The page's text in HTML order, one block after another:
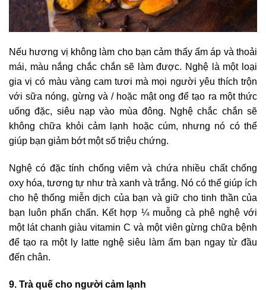
Nếu hương vị không làm cho bạn cảm thấy ấm áp và thoải
mái, màu nắng chắc chắn sẽ làm được. Nghệ là một loại
gia vị có màu vàng cam tươi mà mọi người yêu thích trộn
với sữa nóng, gừng và / hoặc mật ong để tạo ra một thức
uống đặc, siêu nạp vào mùa đông. Nghệ chắc chắn sẽ
không chữa khỏi cảm lạnh hoặc cúm, nhưng nó có thể
giúp bạn giảm bớt một số triệu chứng.
Nghệ có đặc tính chống viêm và chứa nhiều chất chống
oxy hóa, tương tự như trà xanh và trắng. Nó có thể giúp ích
cho hệ thống miễn dịch của bạn và giữ cho tinh thần của
bạn luôn phấn chấn. Kết hợp ¼ muỗng cà phê nghệ với
một lát chanh giàu vitamin C và một viên gừng chữa bệnh
để tạo ra một ly latte nghệ siêu làm ấm bạn ngay từ đầu
đến chân.
9. Trà quế cho người cảm lạnh